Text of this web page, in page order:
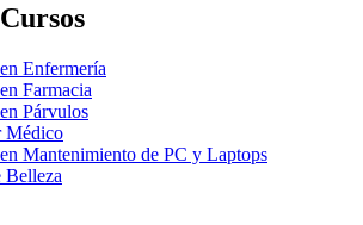
Enfermería
Farmacia
Párvulos
Médico
Mantenimiento de PC y Laptops
Belleza